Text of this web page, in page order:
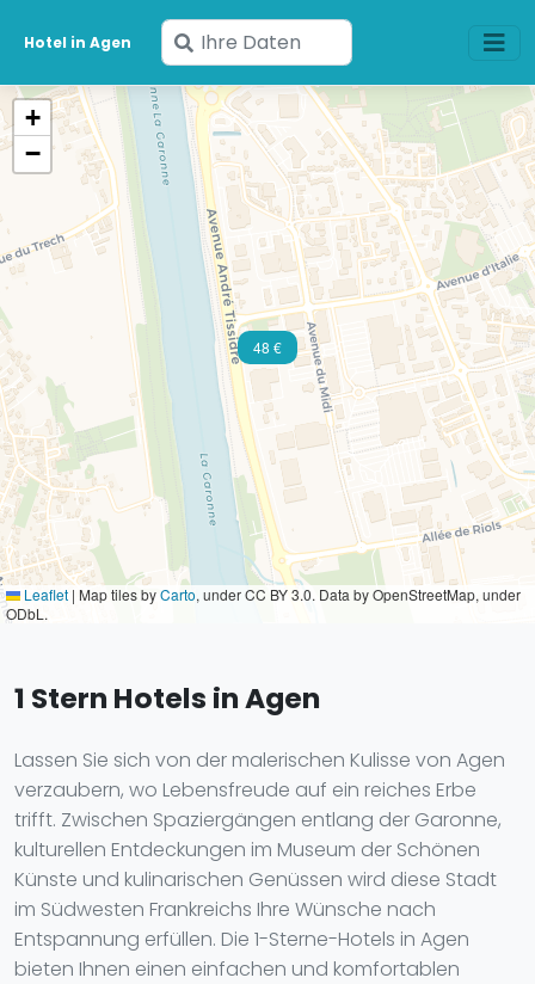
Hotel in Agen
Geben
Sie
Ihre
Daten
ein
48 €
+
−
Leaflet | Map tiles byCarto, under CC BY 3.0. Data by OpenStreetMap, under
ODbL.
1 Stern Hotels in Agen
Lassen Sie sich von der malerischen Kulisse von Agen
verzaubern, wo Lebensfreude auf ein reiches Erbe
trifft. Zwischen Spaziergängen entlang der Garonne,
kulturellen Entdeckungen im Museum der Schönen
Künste und kulinarischen Genüssen wird diese Stadt
im Südwesten Frankreichs Ihre Wünsche nach
Entspannung erfüllen. Die 1-Sterne-Hotels in Agen
bieten Ihnen einen einfachen und komfortablen